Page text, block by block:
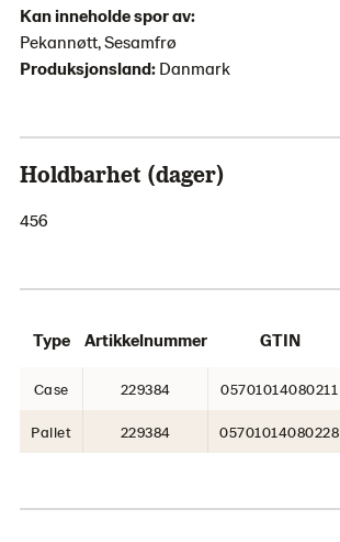
Kan inneholde spor av:
Pekannøtt, Sesamfrø
Produksjonsland: Danmark
Holdbarhet (dager)
456
Type Artikkelnummer GTIN
Case 229384 05701014080211
Pallet 229384 05701014080228